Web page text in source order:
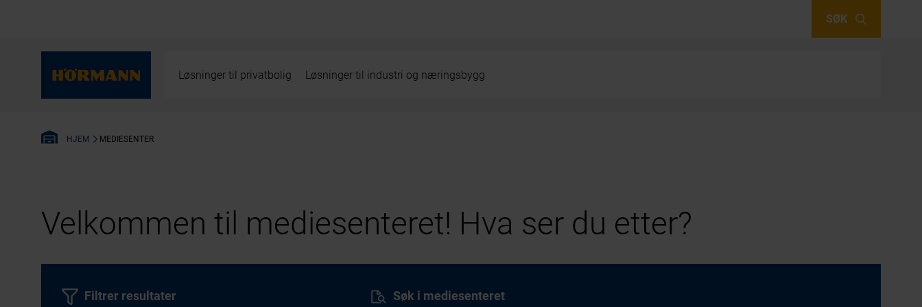
SØK
Løsninger til privatbolig Løsninger til industri og næringsbygg
HJEM MEDIESENTER
Velkommen til mediesenteret! Hva ser du etter?
Søk i mediesenteret
Filtrer resultater